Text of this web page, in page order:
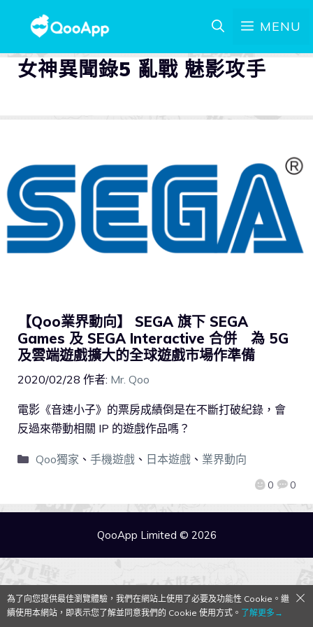
MENU
女神異聞錄5 亂戰 魅影攻手
【Qoo業界動向】 SEGA 旗下 SEGA
Games 及 SEGA Interactive 合併 為 5G
及雲端遊戲擴大的全球遊戲市場作準備
2020/02/28 作者: Mr. Qoo
0 0
電影《音速小子》的票房成績倒是在不斷打破紀錄，會
反過來帶動相關 IP 的遊戲作品嗎？
Qoo獨家 、 手機遊戲、 日本遊戲、 業界動向
QooApp Limited © 2026
為了向您提供最佳瀏覽體驗，我們在網站上使用了必要及功能性 Cookie。繼
續使用本網站，即表示您了解並同意我們的 Cookie 使用方式。 了解更多→